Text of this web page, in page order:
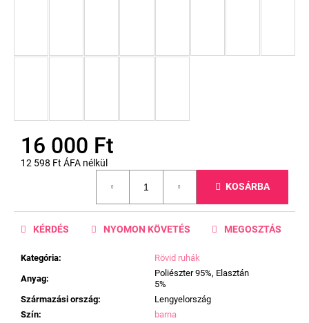
16 000 Ft
12 598 Ft ÁFA nélkül
KOSÁRBA
Kategória:
Rövid ruhák
Anyag:
Poliészter 95%, Elasztán
5%
Származási ország:
Lengyelország
Szín:
barna
KÉRDÉS NYOMON KÖVETÉS MEGOSZTÁS